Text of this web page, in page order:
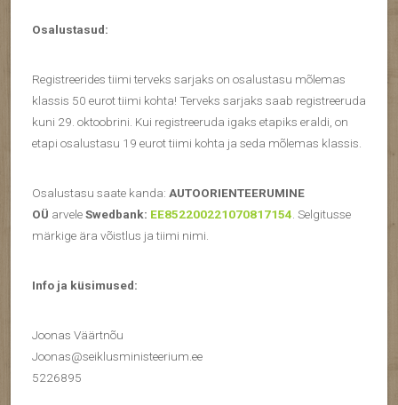
Osalustasud:
Registreerides tiimi terveks sarjaks on osalustasu mõlemas
klassis 50 eurot tiimi kohta! Terveks sarjaks saab registreeruda
kuni 29. oktoobrini. Kui registreeruda igaks etapiks eraldi, on
etapi osalustasu 19 eurot tiimi kohta ja seda mõlemas klassis.
Osalustasu saate kanda: AUTOORIENTEERUMINE
OÜ arveleSwedbank: EE852200221070817154. Selgitusse
märkige ära võistlus ja tiimi nimi.
Info ja küsimused:
Joonas Väärtnõu
Joonas@seiklusministeerium.ee
5226895